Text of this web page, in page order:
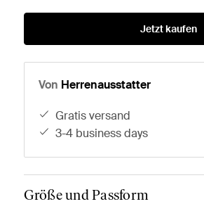
Jetzt kaufen
Von Herrenausstatter
gratis versand
3-4 business days
Größe und Passform